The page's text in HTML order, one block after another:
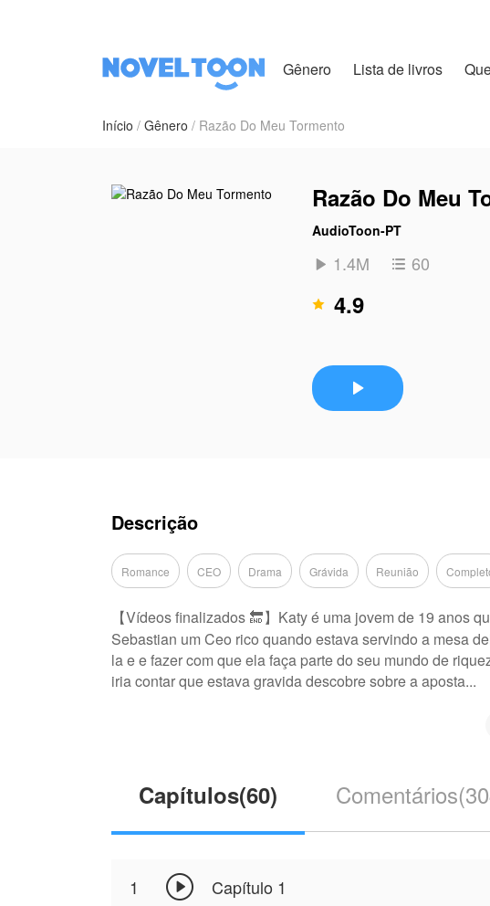
Gênero Lista de livros
Início Gênero Razão Do Meu Tormento
Razão Do Meu
AudioToon-PT
 1.4M  60
 4.9

Descrição
Romance CEO Drama Grávida Reunião
【Vídeos finalizados 🔚】Katy é uma jovem de 19 anos
Sebastian um Ceo rico quando estava servindo a mesa
la e e fazer com que ela faça parte do seu mundo de
iria contar que estava gravida descobre sobre a aposta...
AudioToon tem autorização de AudioToon-PT para
Capítulos(60)
1  Capítulo 1